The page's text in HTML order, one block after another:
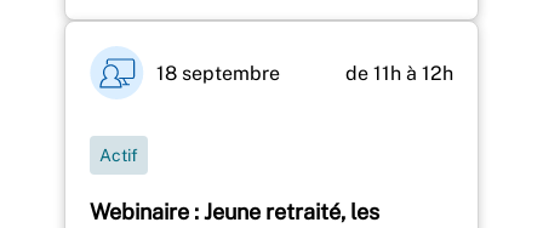
Webinaire : Jeune retraité, les
18 septembre de 11h à 12h
Actif